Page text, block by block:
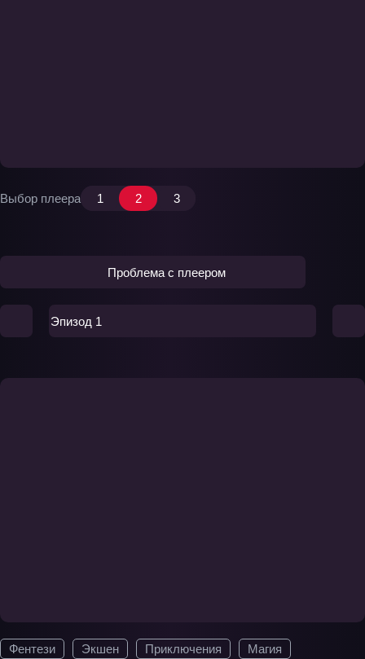
Фентези Экшен Приключения Магия
Выбор плеера 1 2 3
Проблема с плеером
Эпизод 1